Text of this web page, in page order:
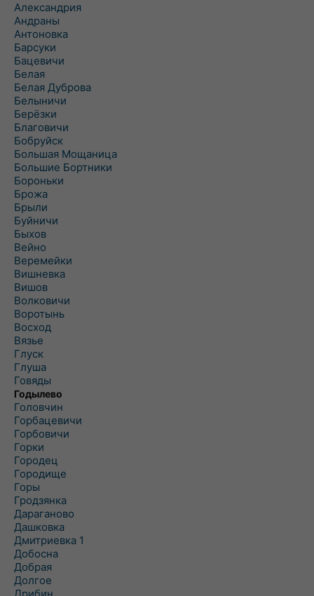
Александрия
Андраны
Антоновка
Барсуки
Бацевичи
Белая
Белая Дуброва
Белыничи
Берёзки
Благовичи
Бобруйск
Большая Мощаница
Большие Бортники
Бороньки
Брожа
Брыли
Буйничи
Быхов
Вейно
Веремейки
Вишневка
Вишов
Волковичи
Воротынь
Восход
Вязье
Глуск
Глуша
Говяды
Годылево
Головчин
Горбацевичи
Горбовичи
Горки
Городец
Городище
Горы
Гродзянка
Дараганово
Дашковка
Дмитриевка 1
Добосна
Добрая
Долгое